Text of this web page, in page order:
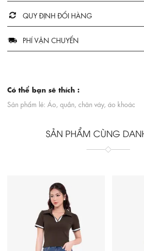
QUY ĐỊNH ĐỔI HÀNG
PHÍ VẬN CHUYỂN
Có thể bạn sẽ thích :
Sản phẩm lẻ: Áo, quần, chân váy, áo khoác
SẢN PHẨM CÙNG